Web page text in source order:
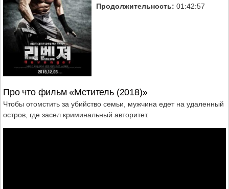
Продолжительность: 01:42:57
Про что фильм «Мститель (2018)»
Чтобы отомстить за убийство семьи, мужчина едет на удаленный
остров, где засел криминальный авторитет.